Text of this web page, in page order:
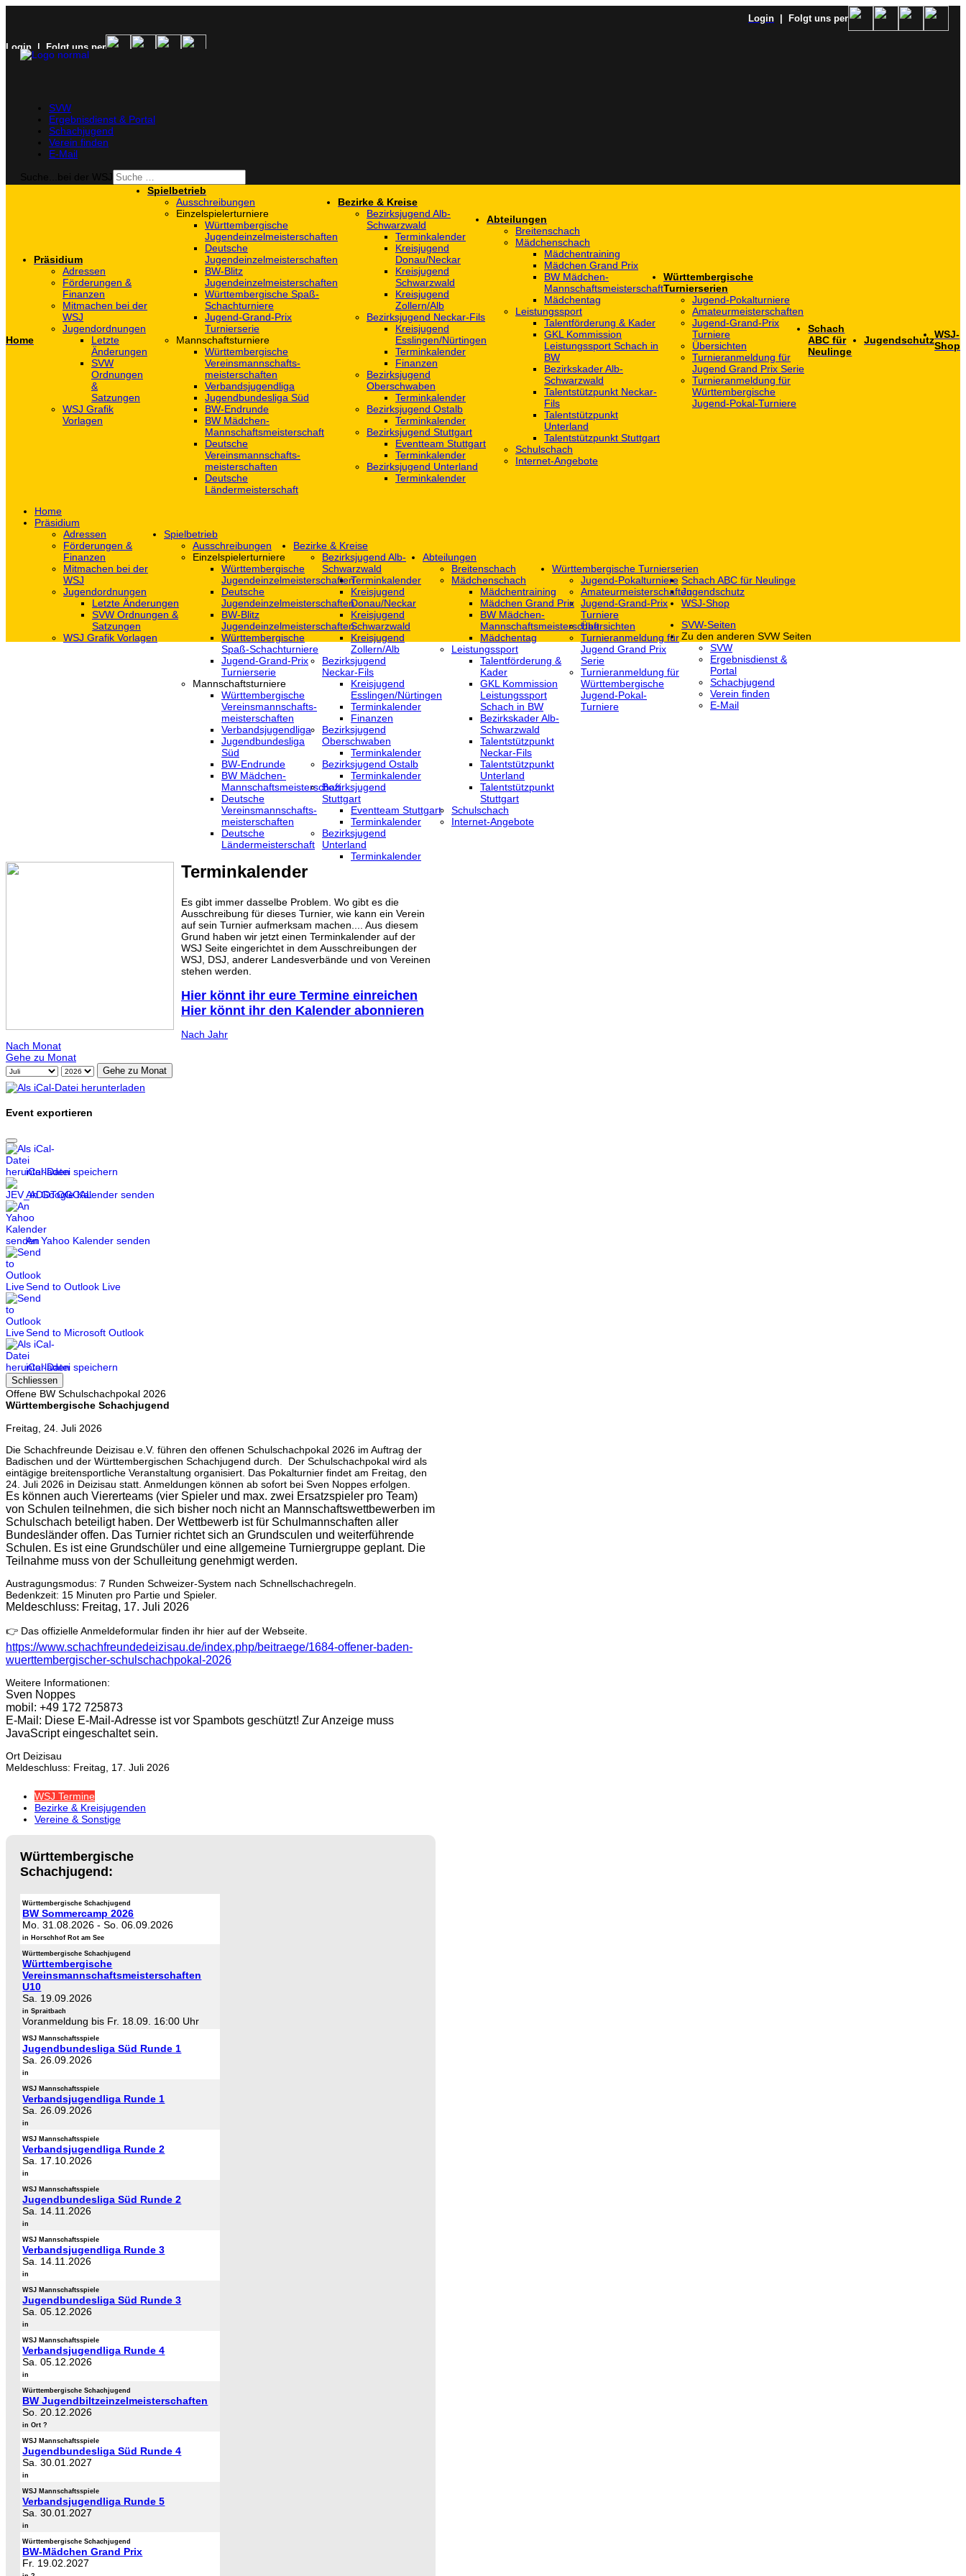
Login | Folgt uns per
Login | Folgt uns per
SVW
Ergebnisdienst & Portal
Schachjugend
Verein finden
E-Mail
Home
Präsidium
Adressen
Förderungen &
Finanzen
Mitmachen bei der
WSJ
Jugendordnungen
Letzte
Änderungen
SVW
Ordnungen
&
Satzungen
WSJ Grafik
Vorlagen
Spielbetrieb
Ausschreibungen
Einzelspielerturniere
Württembergische
Jugendeinzelmeisterschaften
Deutsche
Jugendeinzelmeisterschaften
BW-Blitz
Jugendeinzelmeisterschaften
Württembergische Spaß-
Schachturniere
Jugend-Grand-Prix
Turnierserie
Mannschaftsturniere
Württembergische
Vereinsmannschafts-
meisterschaften
Verbandsjugendliga
Jugendbundesliga Süd
BW-Endrunde
BW Mädchen-
Mannschaftsmeisterschaft
Deutsche
Vereinsmannschafts-
meisterschaften
Deutsche
Ländermeisterschaft
Bezirke & Kreise
Bezirksjugend Alb-
Schwarzwald
Terminkalender
Kreisjugend
Donau/Neckar
Kreisjugend
Schwarzwald
Kreisjugend
Zollern/Alb
Bezirksjugend Neckar-Fils
Kreisjugend
‎Esslingen/Nürtingen
Terminkalender
Finanzen
Bezirksjugend
Oberschwaben
Terminkalender
Bezirksjugend Ostalb
Terminkalender
Bezirksjugend Stuttgart
‎Eventteam Stuttgart
Terminkalender
Bezirksjugend Unterland
Terminkalender
Abteilungen
Breitenschach
Mädchenschach
Mädchentraining
Mädchen Grand Prix
BW Mädchen-
Mannschaftsmeisterschaft
Mädchentag
Leistungssport
Talentförderung & Kader
GKL Kommission
Leistungssport Schach in
BW
Bezirkskader Alb-
Schwarzwald
Talentstützpunkt Neckar-
Fils
Talentstützpunkt
Unterland
Talentstützpunkt Stuttgart
Schulschach
Internet-Angebote
Württembergische
Turnierserien
Jugend-Pokalturniere
Amateurmeisterschaften
Jugend-Grand-Prix
Turniere
Übersichten
Turnieranmeldung für
Jugend Grand Prix Serie
Turnieranmeldung für
Württembergische
Jugend-Pokal-Turniere
Schach
ABC für
Neulinge
JugendschutzWSJ-
Shop
Home
Präsidium
Adressen
Förderungen &
Finanzen
Mitmachen bei der
WSJ
Jugendordnungen
Letzte Änderungen
SVW Ordnungen &
Satzungen
WSJ Grafik Vorlagen
Spielbetrieb
Ausschreibungen
Einzelspielerturniere
Württembergische
Jugendeinzelmeisterschaften
Deutsche
Jugendeinzelmeisterschaften
BW-Blitz
Jugendeinzelmeisterschaften
Württembergische
Spaß-Schachturniere
Jugend-Grand-Prix
Turnierserie
Mannschaftsturniere
Württembergische
Vereinsmannschafts-
meisterschaften
Verbandsjugendliga
Jugendbundesliga
Süd
BW-Endrunde
BW Mädchen-
Mannschaftsmeisterschaft
Deutsche
Vereinsmannschafts-
meisterschaften
Deutsche
Ländermeisterschaft
Bezirke & Kreise
Bezirksjugend Alb-
Schwarzwald
Terminkalender
Kreisjugend
Donau/Neckar
Kreisjugend
Schwarzwald
Kreisjugend
Zollern/Alb
Bezirksjugend
Neckar-Fils
Kreisjugend
‎Esslingen/Nürtingen
Terminkalender
Finanzen
Bezirksjugend
Oberschwaben
Terminkalender
Bezirksjugend Ostalb
Terminkalender
Bezirksjugend
Stuttgart
‎Eventteam Stuttgart
Terminkalender
Bezirksjugend
Unterland
Terminkalender
Abteilungen
Breitenschach
Mädchenschach
Mädchentraining
Mädchen Grand Prix
BW Mädchen-
Mannschaftsmeisterschaft
Mädchentag
Leistungssport
Talentförderung &
Kader
GKL Kommission
Leistungssport
Schach in BW
Bezirkskader Alb-
Schwarzwald
Talentstützpunkt
Neckar-Fils
Talentstützpunkt
Unterland
Talentstützpunkt
Stuttgart
Schulschach
Internet-Angebote
Württembergische Turnierserien
Jugend-Pokalturniere
Amateurmeisterschaften
Jugend-Grand-Prix
Turniere
Übersichten
Turnieranmeldung für
Jugend Grand Prix
Serie
Turnieranmeldung für
Württembergische
Jugend-Pokal-
Turniere
Schach ABC für Neulinge
Jugendschutz
WSJ-Shop
SVW-Seiten
Zu den anderen SVW Seiten
SVW
Ergebnisdienst &
Portal
Schachjugend
Verein finden
E-Mail
Terminkalender
Es gibt immer dasselbe Problem. Wo gibt es die
Ausschreibung für dieses Turnier, wie kann ein Verein
auf sein Turnier aufmerksam machen.... Aus diesem
Grund haben wir jetzt einen Terminkalender auf der
WSJ Seite eingerichtet in dem Ausschreibungen der
WSJ, DSJ, anderer Landesverbände und von Vereinen
stehen werden.
Hier könnt ihr eure Termine einreichen
Hier könnt ihr den Kalender abonnieren
Nach Jahr
Nach Monat
Gehe zu Monat
Gehe zu Monat
Event exportieren
iCal-Datei speichern
An Google Kalender senden
An Yahoo Kalender senden
Send to Outlook Live
Send to Microsoft Outlook
iCal-Datei speichern
Schliessen
Offene BW Schulschachpokal 2026
Württembergische Schachjugend
Freitag, 24. Juli 2026
Die Schachfreunde Deizisau e.V. führen den offenen Schulschachpokal 2026 im Auftrag der
Badischen und der Württembergischen Schachjugend durch. Der Schulschachpokal wird als
eintägige breitensportliche Veranstaltung organisiert. Das Pokalturnier findet am Freitag, den
24. Juli 2026 in Deizisau statt. Anmeldungen können ab sofort bei Sven Noppes erfolgen.
Es können auch Viererteams (vier Spieler und max. zwei Ersatzspieler pro Team)
von Schulen teilnehmen, die sich bisher noch nicht an Mannschaftswettbewerben im
Schulschach beteiligt haben. Der Wettbewerb ist für Schulmannschaften aller
Bundesländer offen. Das Turnier richtet sich an Grundsculen und weiterführende
Schulen. Es ist eine Grundschüler und eine allgemeine Turniergruppe geplant. Die
Teilnahme muss von der Schulleitung genehmigt werden.
Austragungsmodus: 7 Runden Schweizer-System nach Schnellschachregeln.
Bedenkzeit: 15 Minuten pro Partie und Spieler.
Meldeschluss: Freitag, 17. Juli 2026
👉 Das offizielle Anmeldeformular finden ihr hier auf der Webseite.
https://www.schachfreundedeizisau.de/index.php/beitraege/1684-offener-baden-
wuerttembergischer-schulschachpokal-2026
Weitere Informationen:
Sven Noppes
mobil: +49 172 725873
E-Mail: Diese E-Mail-Adresse ist vor Spambots geschützt! Zur Anzeige muss
JavaScript eingeschaltet sein.
Ort Deizisau
Meldeschluss: Freitag, 17. Juli 2026
WSJ Termine
Bezirke & Kreisjugenden
Vereine & Sonstige
Württembergische
Schachjugend:
Württembergische Schachjugend
BW Sommercamp 2026
Mo. 31.08.2026 -So. 06.09.2026
in Horschhof Rot am See
Württembergische Schachjugend
Württembergische
Vereinsmannschaftsmeisterschaften
U10
Sa. 19.09.2026
in Spraitbach
Voranmeldung bis Fr. 18.09. 16:00 Uhr
WSJ Mannschaftsspiele
Jugendbundesliga Süd Runde 1
Sa. 26.09.2026
in
WSJ Mannschaftsspiele
Verbandsjugendliga Runde 1
Sa. 26.09.2026
in
WSJ Mannschaftsspiele
Verbandsjugendliga Runde 2
Sa. 17.10.2026
in
WSJ Mannschaftsspiele
Jugendbundesliga Süd Runde 2
Sa. 14.11.2026
in
WSJ Mannschaftsspiele
Verbandsjugendliga Runde 3
Sa. 14.11.2026
in
WSJ Mannschaftsspiele
Jugendbundesliga Süd Runde 3
Sa. 05.12.2026
in
WSJ Mannschaftsspiele
Verbandsjugendliga Runde 4
Sa. 05.12.2026
in
Württembergische Schachjugend
BW Jugendbiltzeinzelmeisterschaften
So. 20.12.2026
in Ort ?
WSJ Mannschaftsspiele
Jugendbundesliga Süd Runde 4
Sa. 30.01.2027
in
WSJ Mannschaftsspiele
Verbandsjugendliga Runde 5
Sa. 30.01.2027
in
Württembergische Schachjugend
BW-Mädchen Grand Prix
Fr. 19.02.2027